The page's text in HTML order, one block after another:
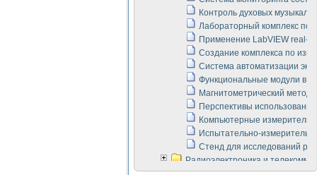
Контроль духовых
Лабораторный комплекс по
Применение LabVIEW real-
Создание комплекса по
Система автоматизации
Функциональные модули в
Магнитометрический метод
Перспективы
Компьютерные
Испытательно-
Стенд для исследований
Радиоэлектроника и